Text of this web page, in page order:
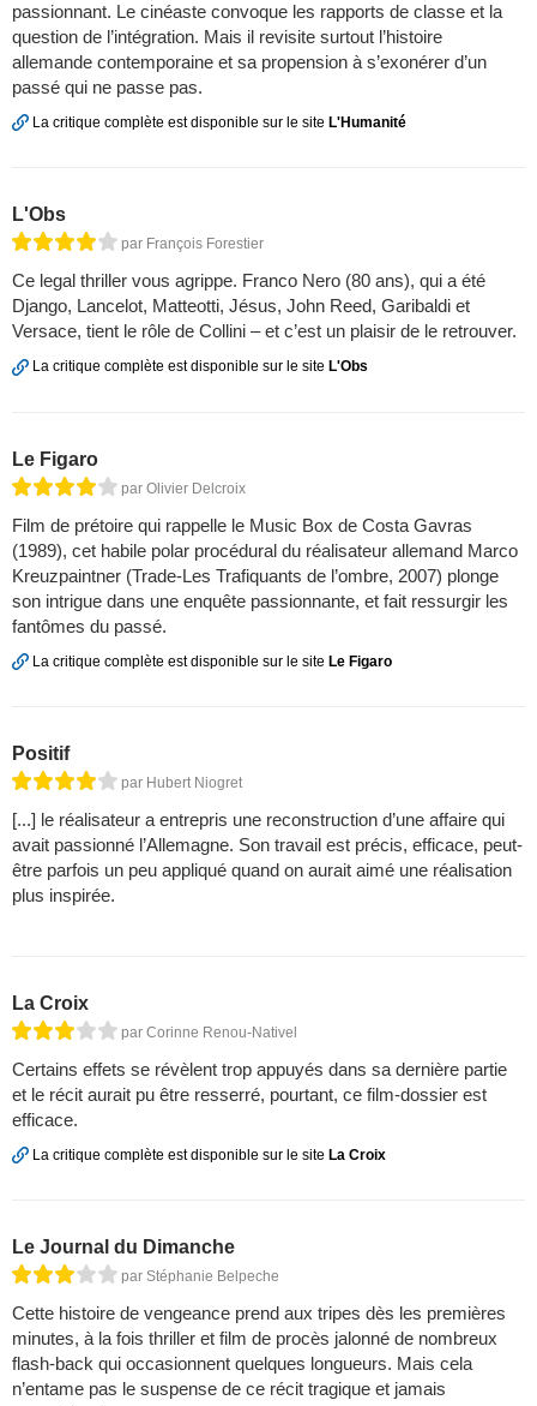
passionnant. Le cinéaste convoque les rapports de classe et la
question de l’intégration. Mais il revisite surtout l’histoire
allemande contemporaine et sa propension à s’exonérer d’un
passé qui ne passe pas.
La critique complète est disponible sur le site L'Humanité
L'Obs
par François Forestier
Ce legal thriller vous agrippe. Franco Nero (80 ans), qui a été
Django, Lancelot, Matteotti, Jésus, John Reed, Garibaldi et
Versace, tient le rôle de Collini – et c’est un plaisir de le retrouver.
La critique complète est disponible sur le site L'Obs
Le Figaro
par Olivier Delcroix
Film de prétoire qui rappelle le Music Box de Costa Gavras
(1989), cet habile polar procédural du réalisateur allemand Marco
Kreuzpaintner (Trade-Les Trafiquants de l’ombre, 2007) plonge
son intrigue dans une enquête passionnante, et fait ressurgir les
fantômes du passé.
La critique complète est disponible sur le site Le Figaro
Positif
par Hubert Niogret
[...] le réalisateur a entrepris une reconstruction d’une affaire qui
avait passionné l’Allemagne. Son travail est précis, efficace, peut-
être parfois un peu appliqué quand on aurait aimé une réalisation
plus inspirée.
La Croix
par Corinne Renou-Nativel
Certains effets se révèlent trop appuyés dans sa dernière partie
et le récit aurait pu être resserré, pourtant, ce film-dossier est
efficace.
La critique complète est disponible sur le site La Croix
Le Journal du Dimanche
par Stéphanie Belpeche
Cette histoire de vengeance prend aux tripes dès les premières
minutes, à la fois thriller et film de procès jalonné de nombreux
flash-back qui occasionnent quelques longueurs. Mais cela
n’entame pas le suspense de ce récit tragique et jamais